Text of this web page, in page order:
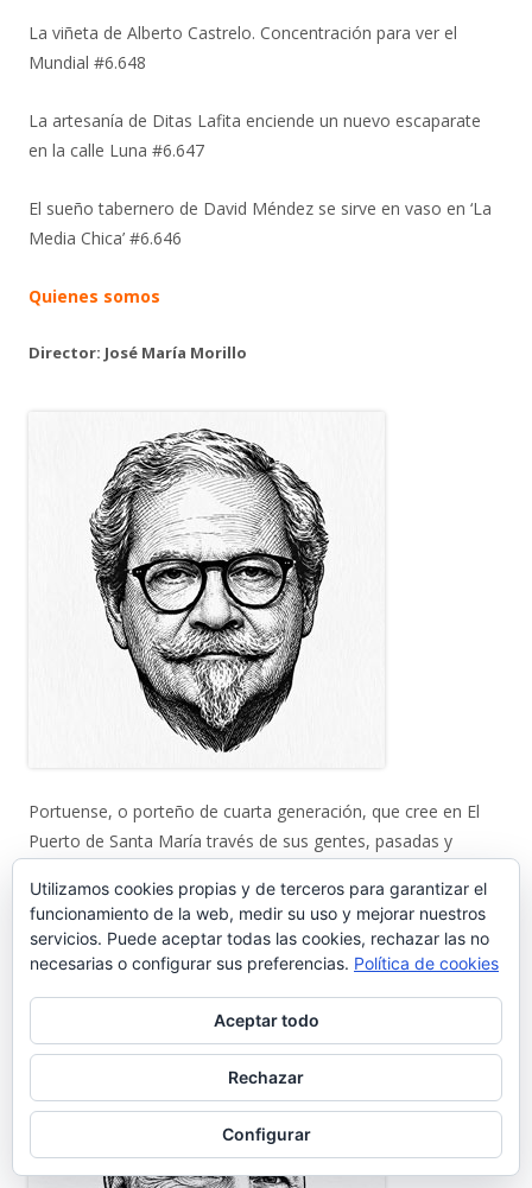
La viñeta de Alberto Castrelo. Concentración para ver el
Mundial #6.648
La artesanía de Ditas Lafita enciende un nuevo escaparate
en la calle Luna #6.647
El sueño tabernero de David Méndez se sirve en vaso en ‘La
Media Chica’ #6.646
Quienes somos
Director: José María Morillo
Portuense, o porteño de cuarta generación, que cree en El
Puerto de Santa María través de sus gentes, pasadas y
radio andaluzas.
gentedelpuerto@gmail.com
----
Utilizamos cookies propias y de terceros para garantizar el
funcionamiento de la web, medir su uso y mejorar nuestros
servicios. Puede aceptar todas las cookies, rechazar las no
necesarias o configurar sus preferencias. Política de cookies
Aceptar todo
Rechazar
Configurar